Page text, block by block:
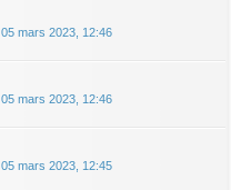
05 mars 2023, 12:46
05 mars 2023, 12:46
05 mars 2023, 12:45